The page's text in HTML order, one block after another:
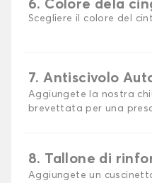
6. Colore dela
Scegliere il colore del
7. Antiscivolo
Aggiungete la nostra
brevettata per una
8. Tallone di
Aggiungete un